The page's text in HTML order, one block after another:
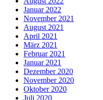
Januar 2022
November 2021
August 2021
April 2021
März 2021
Februar 2021
Januar 2021
Dezember 2020
November 2020
Oktober 2020
Juli 2020